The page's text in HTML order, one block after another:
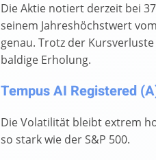
Die Aktie notiert derzeit bei
seinem Jahreshöchstwert
genau. Trotz der
baldige Erholung.
Tempus AI Registered
Die Volatilität bleibt extrem
so stark wie der S&P 500.